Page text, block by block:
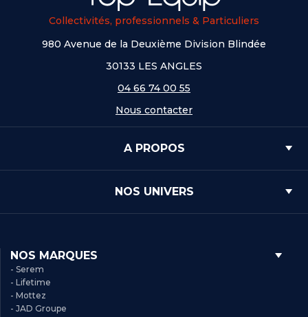
Collectivités, professionnels & Particuliers
980 Avenue de la Deuxième Division Blindée
30133 LES ANGLES
04 66 74 00 55
Nous contacter
A PROPOS
NOS UNIVERS
NOS MARQUES
- Serem
- Lifetime
- Mottez
- JAD Groupe